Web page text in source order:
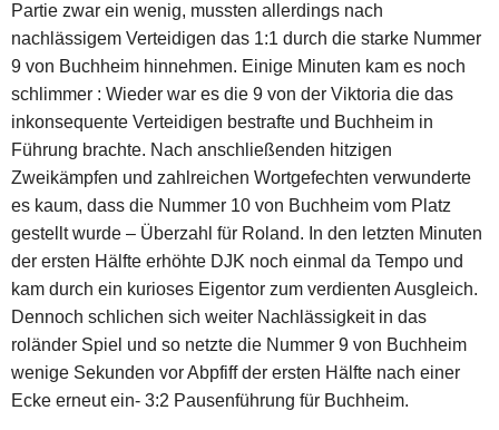
Partie zwar ein wenig, mussten allerdings nach
nachlässigem Verteidigen das 1:1 durch die starke Nummer
9 von Buchheim hinnehmen. Einige Minuten kam es noch
schlimmer : Wieder war es die 9 von der Viktoria die das
inkonsequente Verteidigen bestrafte und Buchheim in
Führung brachte. Nach anschließenden hitzigen
Zweikämpfen und zahlreichen Wortgefechten verwunderte
es kaum, dass die Nummer 10 von Buchheim vom Platz
gestellt wurde – Überzahl für Roland. In den letzten Minuten
der ersten Hälfte erhöhte DJK noch einmal da Tempo und
kam durch ein kurioses Eigentor zum verdienten Ausgleich.
Dennoch schlichen sich weiter Nachlässigkeit in das
roländer Spiel und so netzte die Nummer 9 von Buchheim
wenige Sekunden vor Abpfiff der ersten Hälfte nach einer
Ecke erneut ein- 3:2 Pausenführung für Buchheim.